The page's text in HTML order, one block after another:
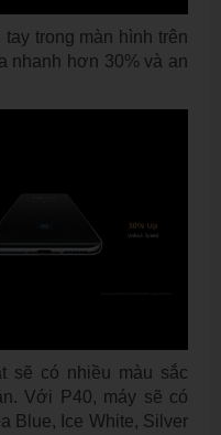
trong màn hình trên
nhanh hơn 30% và an
sẽ có nhiều màu sắc
Với P40, máy sẽ có
Blue, Ice White, Silver